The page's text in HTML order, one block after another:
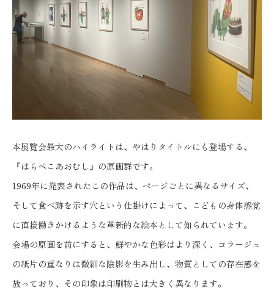
本展覧会最大のハイライトは、やはりタイトルにも登場する、
『はらぺこあおむし』の原画群です。
1969年に発表されたこの作品は、ページごとに異なるサイズ、
そして食べ跡を示す穴という仕掛けによって、こどもの身体感覚
に直接働きかけるような革新的な絵本として知られています。
会場の原画を前にすると、鮮やかな色彩はより深く、コラージュ
の紙片の重なりは微細な陰影を生み出し、物質としての存在感を
放っており、その印象は印刷物とは大きく異なります。